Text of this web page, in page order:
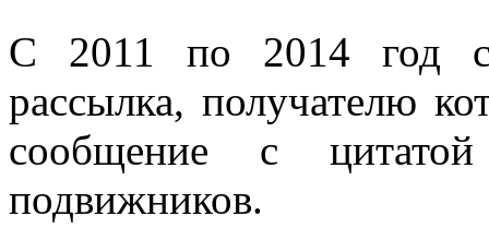
С 2011 по 2014 год
рассылка, получателю
сообщение с
подвижников.